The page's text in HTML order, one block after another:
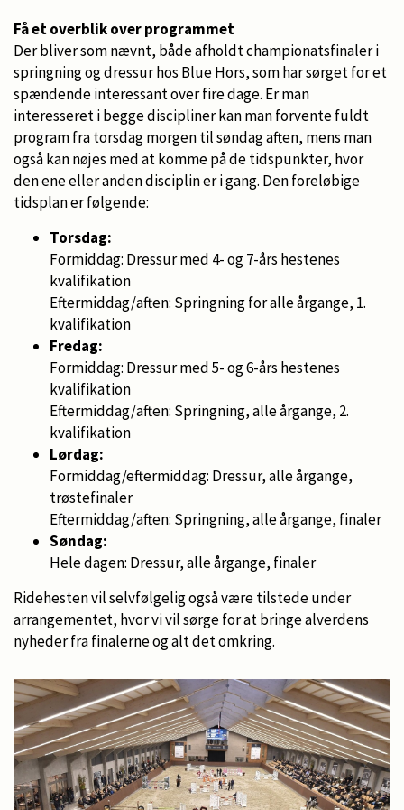
Få et overblik over programmet
Der bliver som nævnt, både afholdt championatsfinaler i
springning og dressur hos Blue Hors, som har sørget for et
spændende interessant over fire dage. Er man
interesseret i begge discipliner kan man forvente fuldt
program fra torsdag morgen til søndag aften, mens man
også kan nøjes med at komme på de tidspunkter, hvor
den ene eller anden disciplin er i gang. Den foreløbige
tidsplan er følgende:
Torsdag:
Formiddag: Dressur med 4- og 7-års hestenes
kvalifikation
Eftermiddag/aften: Springning for alle årgange, 1.
kvalifikation
Fredag:
Formiddag: Dressur med 5- og 6-års hestenes
kvalifikation
Eftermiddag/aften: Springning, alle årgange, 2.
kvalifikation
Lørdag:
Formiddag/eftermiddag: Dressur, alle årgange,
trøstefinaler
Eftermiddag/aften: Springning, alle årgange, finaler
Søndag:
Hele dagen: Dressur, alle årgange, finaler
Ridehesten vil selvfølgelig også være tilstede under
arrangementet, hvor vi vil sørge for at bringe alverdens
nyheder fra finalerne og alt det omkring.